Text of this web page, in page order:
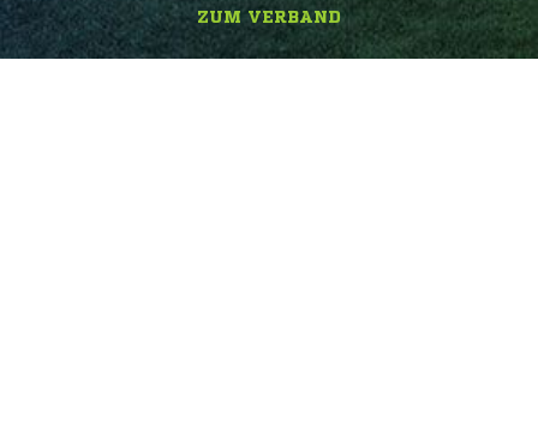
ZUM VERBAND